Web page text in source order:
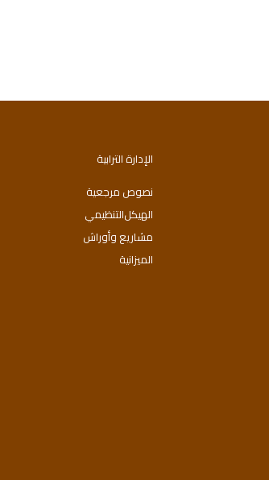
الإدارة الترابية
نصوص مرجعية
اﻟﻬﯿﻜﻞاﻟﺘﻨﻈﯿﻤﻲ
مشاريع وأوراش
الميزانية